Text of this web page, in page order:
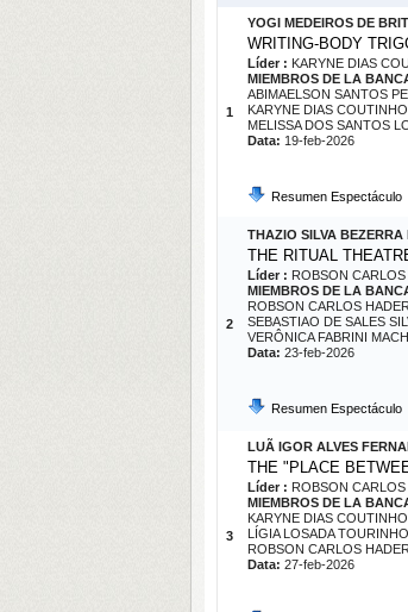
1
YOGI MEDEIROS DE
WRITING-BODY
Líder : KARYNE DIAS
MIEMBROS DE LA
ABIMAELSON SANTOS
KARYNE DIAS COUTINHO
MELISSA DOS SANTOS
Data: 19-feb-2026
Resumen Espectáculo
2
THAZIO SILVA BEZERRA
THE RITUAL
Líder : ROBSON
MIEMBROS DE LA
ROBSON CARLOS
SEBASTIAO DE SALES
VERÔNICA FABRINI
Data: 23-feb-2026
Resumen Espectáculo
3
LUÃ IGOR ALVES
THE "PLACE
Líder : ROBSON
MIEMBROS DE LA
KARYNE DIAS COUTINHO
LÍGIA LOSADA TOURINHO
ROBSON CARLOS
Data: 27-feb-2026